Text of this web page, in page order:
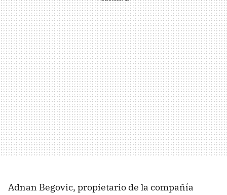
Adnan Begovic, propietario de la compañía